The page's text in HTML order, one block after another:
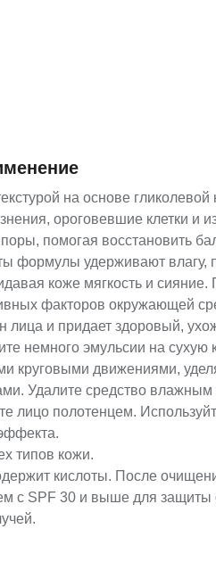
на основе
ороговевшие клетки и
поры, помогая восстановить
формулы удерживают влагу,
коже мягкость и
факторов окружающей
лица и придает здоровый,
немного эмульсии на сухую
круговыми движениями,
Удалите средство влажным
лицо полотенцем.
типов кожи.
кислоты. После
с SPF 30 и выше для защиты